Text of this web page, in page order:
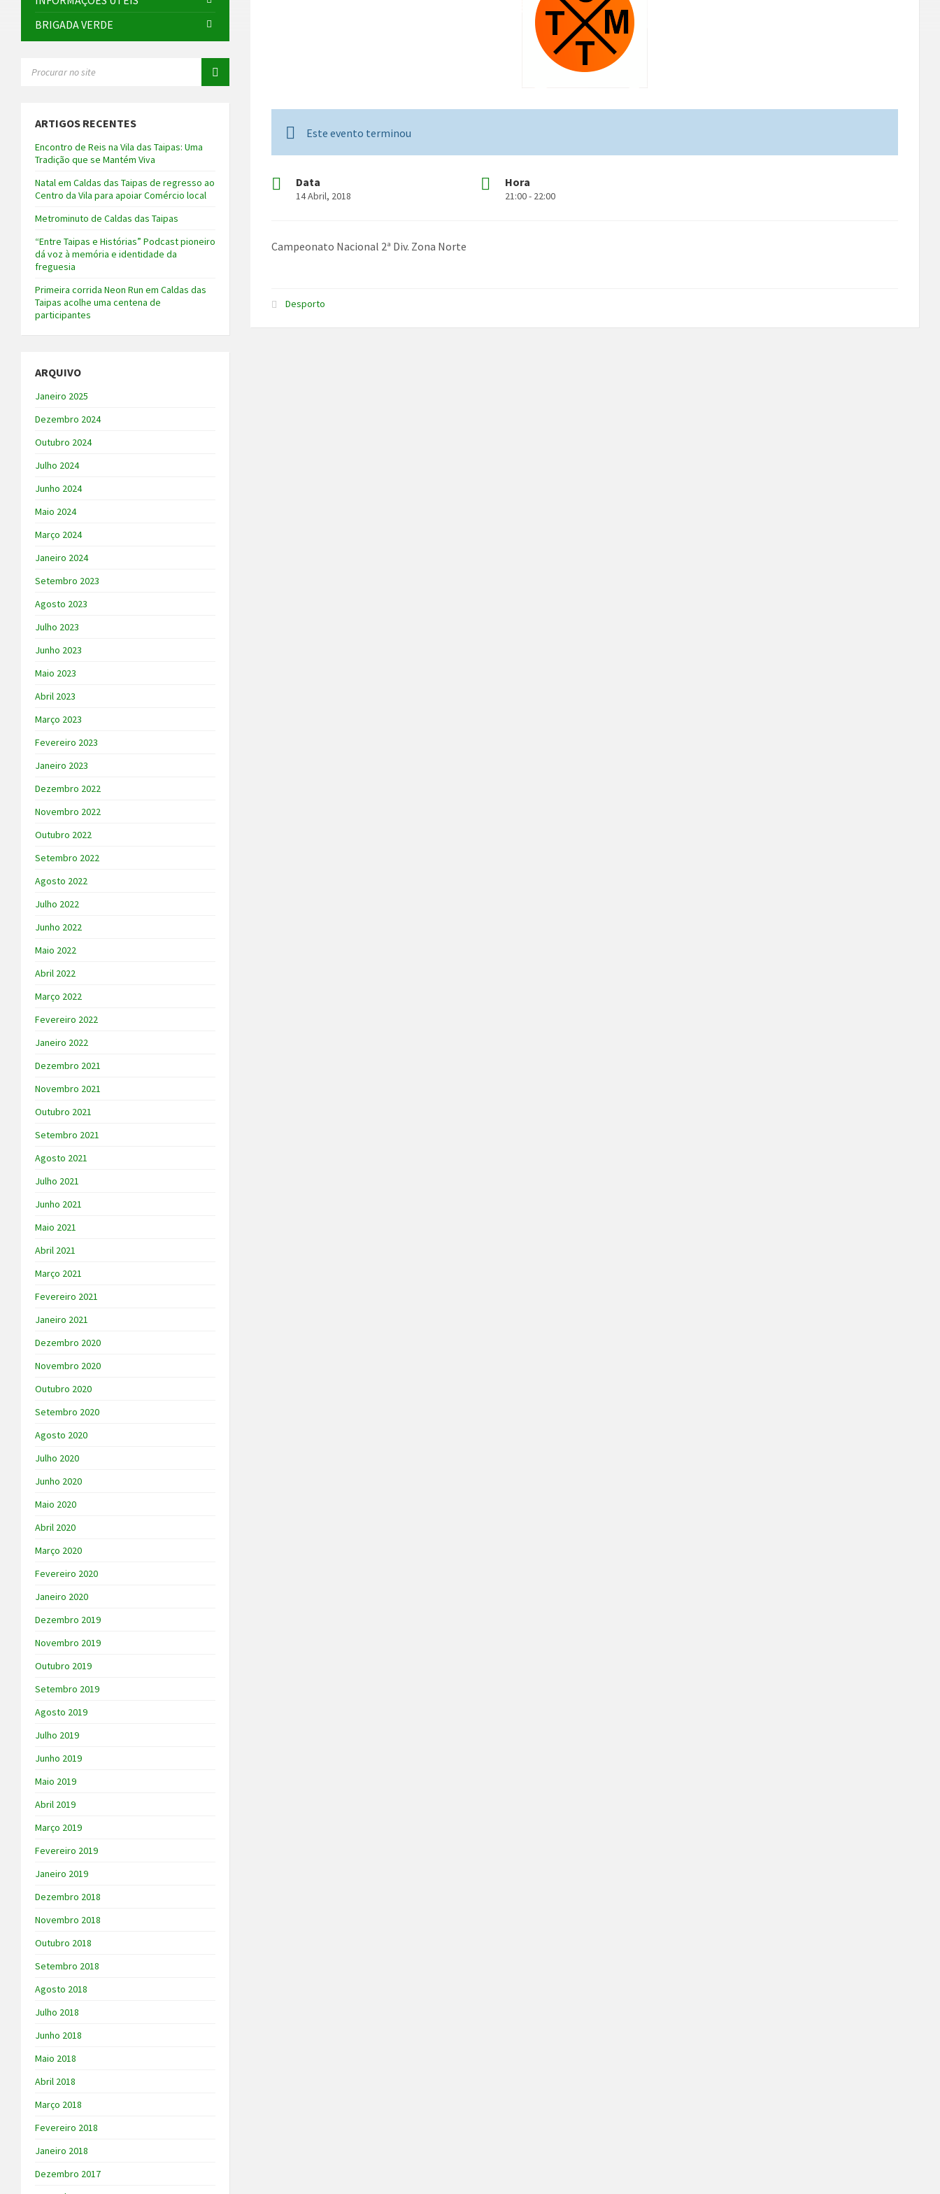
Este evento terminou
Data
14 Abril, 2018
Hora
21:00 - 22:00
Campeonato Nacional 2ª Div. Zona Norte
Desporto
BRIGADA VERDE
ARTIGOS RECENTES
Encontro de Reis na Vila das Taipas: Uma
Tradição que se Mantém Viva
Natal em Caldas das Taipas de regresso ao
Centro da Vila para apoiar Comércio local
Metrominuto de Caldas das Taipas
“Entre Taipas e Histórias” Podcast pioneiro
dá voz à memória e identidade da
freguesia
Primeira corrida Neon Run em Caldas das
Taipas acolhe uma centena de
participantes
ARQUIVO
Janeiro 2025
Dezembro 2024
Outubro 2024
Julho 2024
Junho 2024
Maio 2024
Março 2024
Janeiro 2024
Setembro 2023
Agosto 2023
Julho 2023
Junho 2023
Maio 2023
Abril 2023
Março 2023
Fevereiro 2023
Janeiro 2023
Dezembro 2022
Novembro 2022
Outubro 2022
Setembro 2022
Agosto 2022
Julho 2022
Junho 2022
Maio 2022
Abril 2022
Março 2022
Fevereiro 2022
Janeiro 2022
Dezembro 2021
Novembro 2021
Outubro 2021
Setembro 2021
Agosto 2021
Julho 2021
Junho 2021
Maio 2021
Abril 2021
Março 2021
Fevereiro 2021
Janeiro 2021
Dezembro 2020
Novembro 2020
Outubro 2020
Setembro 2020
Agosto 2020
Julho 2020
Junho 2020
Maio 2020
Abril 2020
Março 2020
Fevereiro 2020
Janeiro 2020
Dezembro 2019
Novembro 2019
Outubro 2019
Setembro 2019
Agosto 2019
Julho 2019
Junho 2019
Maio 2019
Abril 2019
Março 2019
Fevereiro 2019
Janeiro 2019
Dezembro 2018
Novembro 2018
Outubro 2018
Setembro 2018
Agosto 2018
Julho 2018
Junho 2018
Maio 2018
Abril 2018
Março 2018
Fevereiro 2018
Janeiro 2018
Dezembro 2017